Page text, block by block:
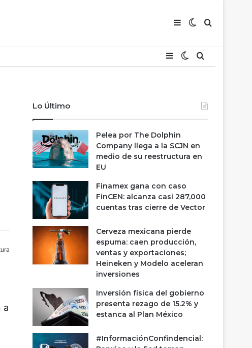
Barra lateral
Switch skin
Buscar
Barra lateral
Switch skin
Buscar
a
Lo Último
Pelea por The Dolphin
Company llega a la SCJN en
medio de su reestructura en
EU
Finamex gana con caso
FinCEN: alcanza casi 287,000
cuentas tras cierre de Vector
Cerveza mexicana pierde
espuma: caen producción,
ventas y exportaciones;
Heineken y Modelo aceleran
inversiones
Inversión física del gobierno
presenta rezago de 15.2% y
estanca al Plan México
#InformaciónConfindencial: